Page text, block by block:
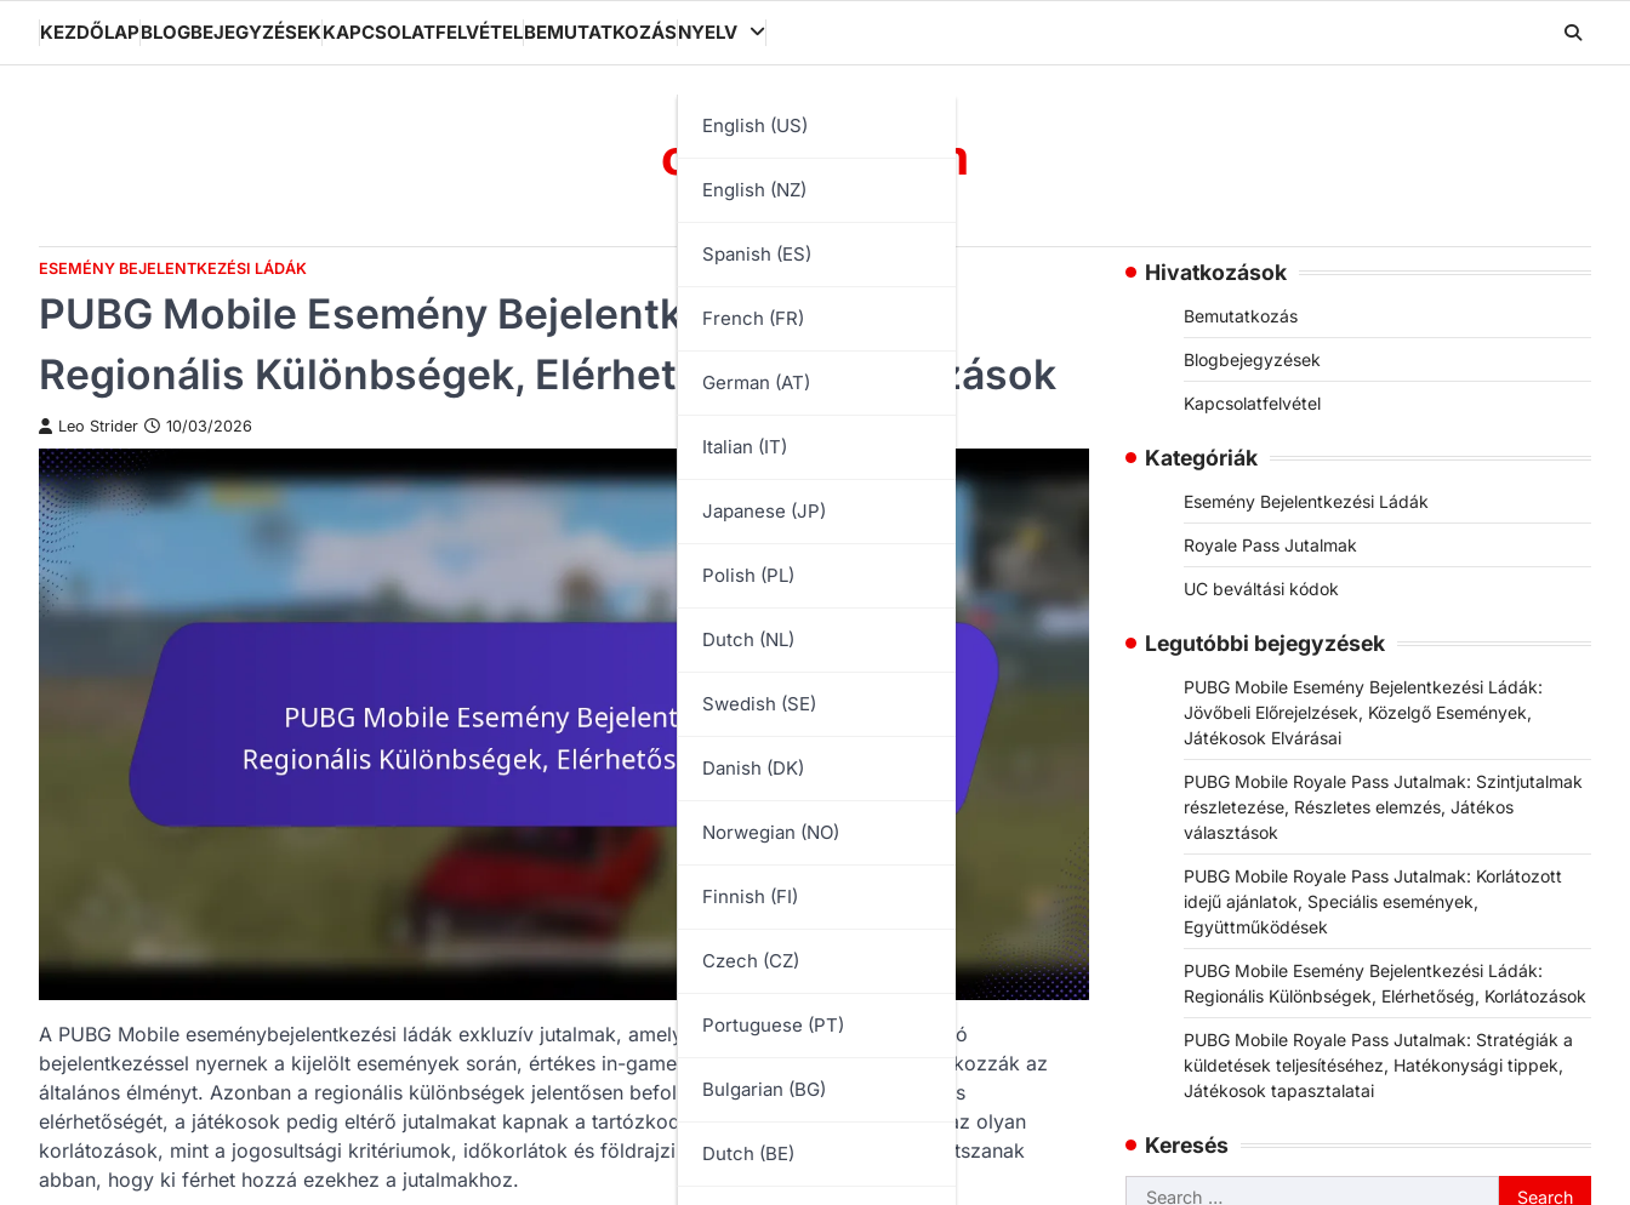
content
KEZDŐLAPBLOGBEJEGYZÉSEKKAPCSOLATFELVÉTELBEMUTATKOZÁSNYELV
English (US)
English (NZ)
Spanish (ES)
French (FR)
German (AT)
Italian (IT)
Japanese (JP)
Polish (PL)
Dutch (NL)
Swedish (SE)
Danish (DK)
Norwegian (NO)
Finnish (FI)
Czech (CZ)
Portuguese (PT)
Bulgarian (BG)
Dutch (BE)
otapoke.com
ESEMÉNY BEJELENTKEZÉSI LÁDÁK
PUBG Mobile Esemény Bejelentkezési Ládák:
Regionális Különbségek, Elérhetőség, Korlátozások
Leo Strider 10/03/2026
A PUBG Mobile eseménybejelentkezési ládák exkluzív jutalmak, amelyeket a játékosok a játékba való
bejelentkezéssel nyernek a kijelölt események során, értékes in-game tárgyakat kínálva, amelyek fokozzák az
általános élményt. Azonban a regionális különbségek jelentősen befolyásolhatják e ládák tartalmát és
elérhetőségét, a játékosok pedig eltérő jutalmakat kapnak a tartózkodási helyük alapján. Ezenkívül az olyan
korlátozások, mint a jogosultsági kritériumok, időkorlátok és földrajzi korlátozások kulcsszerepet játszanak
abban, hogy ki férhet hozzá ezekhez a jutalmakhoz.
Hivatkozások
Bemutatkozás
Blogbejegyzések
Kapcsolatfelvétel
Kategóriák
Esemény Bejelentkezési Ládák
Royale Pass Jutalmak
UC beváltási kódok
Legutóbbi bejegyzések
PUBG Mobile Esemény Bejelentkezési Ládák:
Jövőbeli Előrejelzések, Közelgő Események,
Játékosok Elvárásai
PUBG Mobile Royale Pass Jutalmak: Szintjutalmak
részletezése, Részletes elemzés, Játékos
választások
PUBG Mobile Royale Pass Jutalmak: Korlátozott
idejű ajánlatok, Speciális események,
Együttműködések
PUBG Mobile Esemény Bejelentkezési Ládák:
Regionális Különbségek, Elérhetőség, Korlátozások
PUBG Mobile Royale Pass Jutalmak: Stratégiák a
küldetések teljesítéséhez, Hatékonysági tippek,
Játékosok tapasztalatai
Keresés
Search